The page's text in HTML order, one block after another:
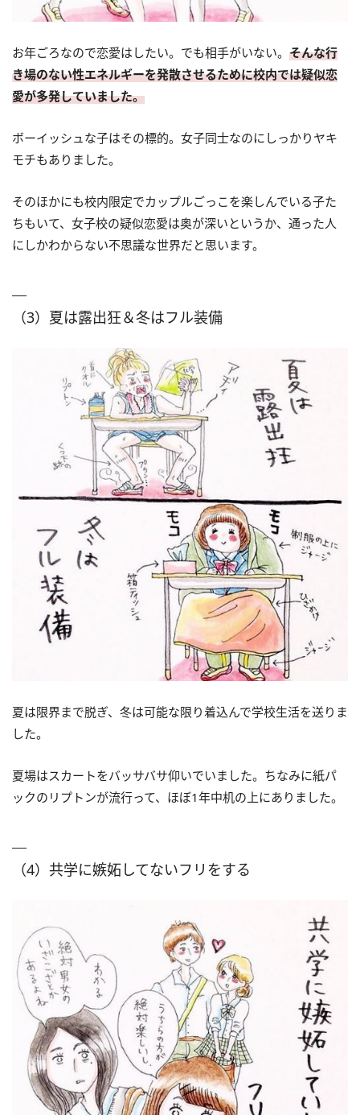
お年ごろなので恋愛はしたい。でも相手がいない。 そんな行
き場のない性エネルギーを発散させるために校内では疑似恋
愛が多発していました。
ボーイッシュな子はその標的。女子同士なのにしっかりヤキ
モチもありました。
そのほかにも校内限定でカップルごっこを楽しんでいる子た
ちもいて、女子校の疑似恋愛は奥が深いというか、通った人
にしかわからない不思議な世界だと思います。
（3）夏は露出狂＆冬はフル装備
夏は限界まで脱ぎ、冬は可能な限り着込んで学校生活を送りま
した。
夏場はスカートをバッサバサ仰いでいました。ちなみに紙パ
ックのリプトンが流行って、ほぼ1年中机の上にありました。
（4）共学に嫉妬してないフリをする